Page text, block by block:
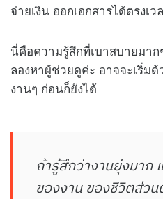
จ่ายเงิน ออกเอกสารได้ตรงเว
นี่คือความรู้สึกที่เบาสบายมา
ลองหาผู้ช่วยดูค่ะ อาจจะเริ่มด้
งานๆ ก่อนก็ยังได้
ถ้ารู้สึกว่างานยุ่งมาก
ของงาน ของชีวิตส่วน